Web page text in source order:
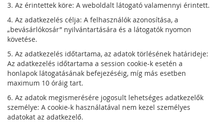
3. Az érintettek köre: A weboldalt látogató valamennyi érintett.
4. Az adatkezelés célja: A felhasználók azonosítása, a
„bevásárlókosár” nyilvántartására és a látogatók nyomon
követése.
5. Az adatkezelés időtartama, az adatok törlésének határideje:
Az adatkezelés időtartama a session cookie-k esetén a
honlapok látogatásának befejezéséig, míg más esetben
maximum 10 óráig tart.
6. Az adatok megismerésére jogosult lehetséges adatkezelők
személye: A cookie-k használatával nem kezel személyes
adatokat az adatkezelő.